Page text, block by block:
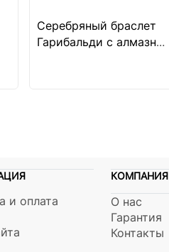
Серебряный браслет
Гарибальди с алмазной
и оплата
КОМПАНИЯ
О нас
Гарантия
Контакты